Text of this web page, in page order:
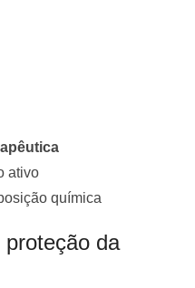
ativo
química
da